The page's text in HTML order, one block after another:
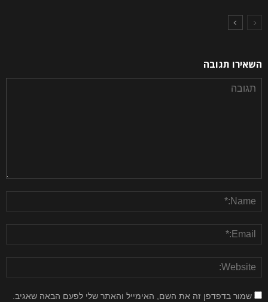
השאירו תגובה
שמור בדפדפן זה את השם, האימייל והאתר שלי לפעם הבאה שאגיב.